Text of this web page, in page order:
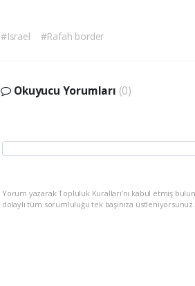
#Israel #Rafah border
Okuyucu Yorumları (0)
Yorum yazarak Topluluk Kuralları’nı kabul etmiş
dolaylı tüm sorumluluğu tek başınıza